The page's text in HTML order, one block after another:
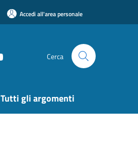
Accedi all'area personale
Cerca
Tutti gli argomenti